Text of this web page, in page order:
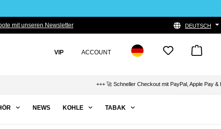
mit unseren Newsletter DEUTSCH
VIP ACCOUNT
+++ 🚀 Schneller Checkout mit PayPal, Apple Pay &
NEWS KOHLE TABAK